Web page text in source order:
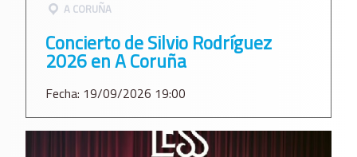
A CORUÑA
Concierto de Silvio Rodríguez
2026 en A Coruña
Fecha: 19/09/2026 19:00